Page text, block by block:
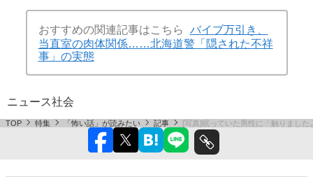
おすすめの関連記事はこちら
バイブ万引き、
当直室の肉体関係……北海道警「隠された不祥
事」の実態
ニュース社会
TOP 特集 「怖い話」が読みたい 記事 [写真]眠っていた男性に「触りまし